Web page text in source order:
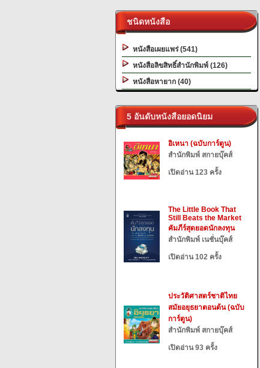
ชนิดหนังสือ
หนังสือเผยแพร่ (541)
หนังสือลิขสิทธิ์สำนักพิมพ์ (126)
หนังสือหายาก (40)
5 อันดับหนังสือยอดนิยม
อิเหนา (ฉบับการ์ตูน)
สำนักพิมพ์ สกายบุ๊คส์
เปิดอ่าน 123 ครั้ง
The Little Book That
Still Beats the Market
คัมภีร์สุดยอดนักลงทุน
สำนักพิมพ์ เนชั่นบุ๊คส์
เปิดอ่าน 102 ครั้ง
ประวัติศาสตร์ชาติไทย
สมัยอยุธยาตอนต้น (ฉบับ
การ์ตูน)
สำนักพิมพ์ สกายบุ๊คส์
เปิดอ่าน 93 ครั้ง